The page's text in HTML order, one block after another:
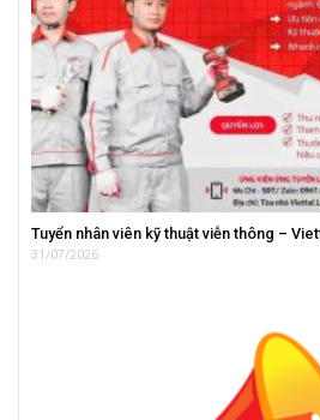
Tuyển nhân viên kỹ thuật viễn thông –
31/07/2026